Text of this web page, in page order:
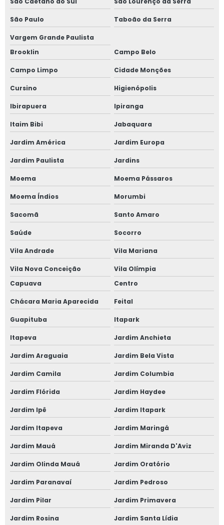
São Paulo Taboão da Serra
Vargem Grande Paulista
Brooklin
Campo Belo
Campo Limpo Cidade Monções
Cursino Higienópolis
Ibirapuera Ipiranga
Itaim Bibi Jabaquara
Jardim América Jardim Europa
Jardim Paulista Jardins
Moema Moema Pássaros
Moema Índios Morumbi
Sacomã Santo Amaro
Saúde Socorro
Vila Andrade Vila Mariana
Vila Nova Conceição
Vila Olímpia
Capuava
Centro
Chácara Maria Aparecida Feital
Guapituba Itapark
Itapeva Jardim Anchieta
Jardim Araguaia Jardim Bela Vista
Jardim Camila Jardim Columbia
Jardim Flórida Jardim Haydee
Jardim Ipê Jardim Itapark
Jardim Itapeva Jardim Maringá
Jardim Mauá Jardim Miranda D'Aviz
Jardim Olinda Mauá Jardim Oratório
Jardim Paranavaí Jardim Pedroso
Jardim Pilar Jardim Primavera
Jardim Rosina Jardim Santa Lídia